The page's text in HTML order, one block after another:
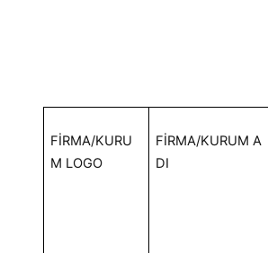
FİRMA/KURU
M LOGO
FİRMA/KURUM A
DI